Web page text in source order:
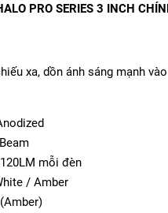
PRO SERIES 3 INCH
xa, dồn ánh sáng mạnh
mỗi đèn
/ Amber